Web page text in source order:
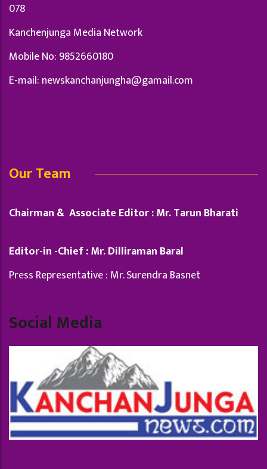
078
Kanchenjunga Media Network
Mobile No: 9852660180
E-mail: newskanchanjungha@gamail.com
Our Team
Chairman & Associate Editor : Mr. Tarun Bharati
Editor-in -Chief : Mr. Dilliraman Baral
Press Representative : Mr. Surendra Basnet
Social Media